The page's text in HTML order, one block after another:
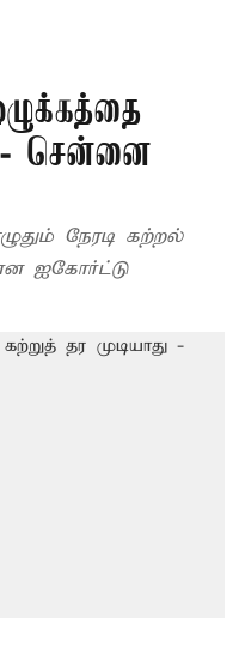
- சென்னை
நேரடி கற்றல்
ஐகோர்ட்டு